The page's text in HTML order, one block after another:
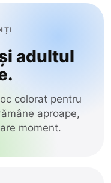
adultul
colorat pentru
aproape,
moment.